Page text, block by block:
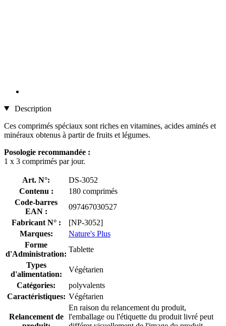
Description
Ces comprimés spéciaux sont riches en vitamines, acides aminés et
minéraux obtenus à partir de fruits et légumes.
Posologie recommandée :
1 x 3 comprimés par jour.
Art. N°:
DS-3052
Contenu :
180 comprimés
Code-barres
EAN :
097467030527
Fabricant N° :
[NP-3052]
Marques:
Nature's Plus
Forme
d'Administration:
Tablette
Types
d'alimentation:
Végétarien
Catégories:
polyvalents
Caractéristiques: Végétarien
Relancement de
En raison du relancement du produit,
l'emballage ou l'étiquette du produit livré peut